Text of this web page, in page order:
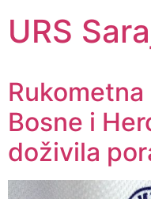
URS
Bosne i
doživila